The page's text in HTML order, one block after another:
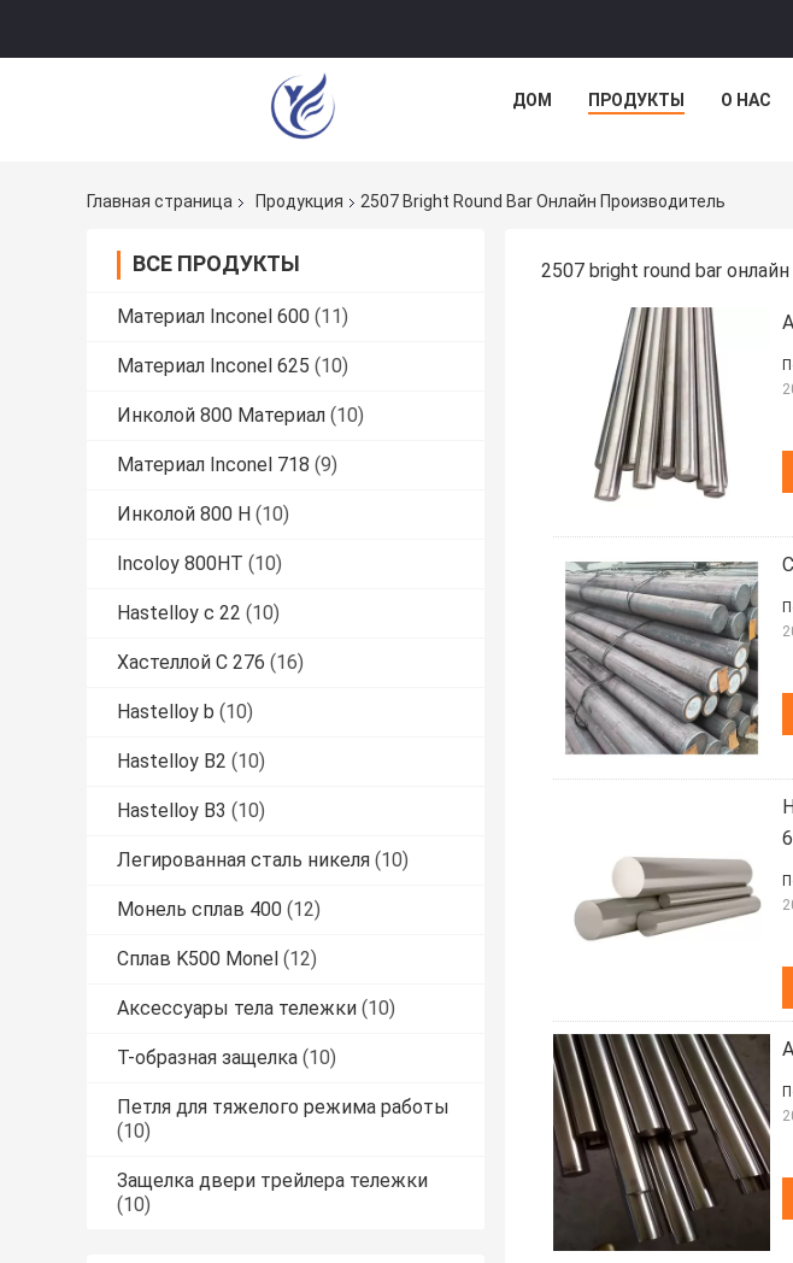
ДОМ ПРОДУКТЫ О НАС
Главная страница Продукция 2507 Bright Round Bar Онлайн Производитель
ВСЕ ПРОДУКТЫ
Материал Inconel 600 (11)
Материал Inconel 625 (10)
Инколой 800 Материал (10)
Материал Inconel 718 (9)
Инколой 800 H (10)
Incoloy 800HT (10)
Hastelloy c 22 (10)
Хастеллой С 276 (16)
Hastelloy b (10)
Hastelloy B2 (10)
Hastelloy B3 (10)
Легированная сталь никеля (10)
Монель сплав 400 (12)
Сплав K500 Monel (12)
Аксессуары тела тележки (10)
Т-образная защелка (10)
Петля для тяжелого режима работы
(10)
Защелка двери трейлера тележки
(10)
2507 bright round bar